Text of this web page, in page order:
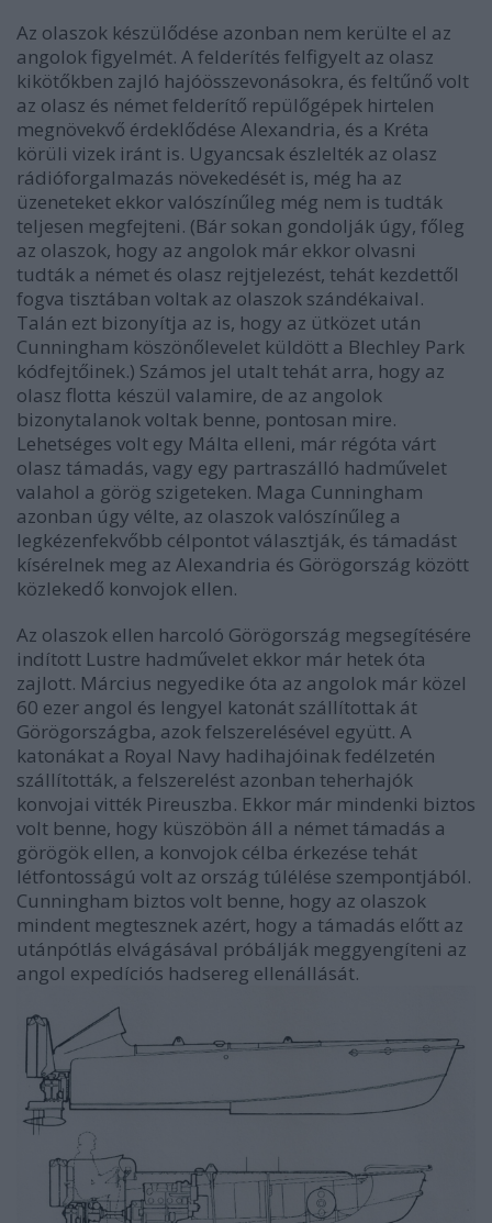
Az olaszok készülődése azonban nem kerülte el az
angolok figyelmét. A felderítés felfigyelt az olasz
kikötőkben zajló hajóösszevonásokra, és feltűnő volt
az olasz és német felderítő repülőgépek hirtelen
megnövekvő érdeklődése Alexandria, és a Kréta
körüli vizek iránt is. Ugyancsak észlelték az olasz
rádióforgalmazás növekedését is, még ha az
üzeneteket ekkor valószínűleg még nem is tudták
teljesen megfejteni. (Bár sokan gondolják úgy, főleg
az olaszok, hogy az angolok már ekkor olvasni
tudták a német és olasz rejtjelezést, tehát kezdettől
fogva tisztában voltak az olaszok szándékaival.
Talán ezt bizonyítja az is, hogy az ütközet után
Cunningham köszönőlevelet küldött a Blechley Park
kódfejtőinek.) Számos jel utalt tehát arra, hogy az
olasz flotta készül valamire, de az angolok
bizonytalanok voltak benne, pontosan mire.
Lehetséges volt egy Málta elleni, már régóta várt
olasz támadás, vagy egy partraszálló hadművelet
valahol a görög szigeteken. Maga Cunningham
azonban úgy vélte, az olaszok valószínűleg a
legkézenfekvőbb célpontot választják, és támadást
kísérelnek meg az Alexandria és Görögország között
közlekedő konvojok ellen.
Az olaszok ellen harcoló Görögország megsegítésére
indított Lustre hadművelet ekkor már hetek óta
zajlott. Március negyedike óta az angolok már közel
60 ezer angol és lengyel katonát szállítottak át
Görögországba, azok felszerelésével együtt. A
katonákat a Royal Navy hadihajóinak fedélzetén
szállították, a felszerelést azonban teherhajók
konvojai vitték Pireuszba. Ekkor már mindenki biztos
volt benne, hogy küszöbön áll a német támadás a
görögök ellen, a konvojok célba érkezése tehát
létfontosságú volt az ország túlélése szempontjából.
Cunningham biztos volt benne, hogy az olaszok
mindent megtesznek azért, hogy a támadás előtt az
utánpótlás elvágásával próbálják meggyengíteni az
angol expedíciós hadsereg ellenállását.